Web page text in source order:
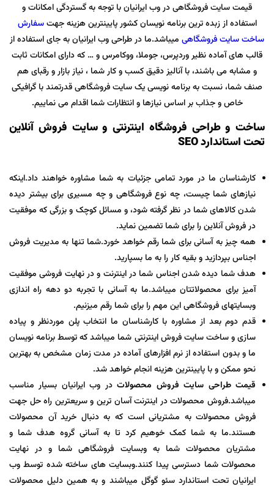
قیمت سایت فروشگاهی در وب ایرانیان با توجه به گستردگی امکانات و
استفاده از زبده ترین برنامه نویسان کشور پایینترین هزینه جهتسفارش
ساخت سایت فروشگاهی میباشد.ما در طراحی وب ایرانیان به جای استفاده از
قالب های آماده نظیر وردپرس، جوملا، ووکامرس و … که دارای امکانات ثابت
و مشابه می باشند، با آنالیز دقیق کسب و کار شما ، نیاز بازار و رقبای هم
صنف شما، نسبت به برنامه نویسی یک سایت فروشگاهی قدرتمند با گرافیکی
خاص و جذاب بر اساس نیازها و انتظارات شما اقدام می نماییم.
ساخت و طراحی فروشگاه اینترنتی و سایت فروش آنلاین
تحت استاندارد SEO
کارشناسان ما در مورد تمامی جزئیات به شما مشاوره خواهند داد.اینکه
نیازهای شما چیست، چه نوع فروشگاهی و چه مسیری برای بیشتر دیده
شدن کالاهای شما در نظر گرفته شود، و مسائل کوچک و بزرگی که موفقیت
در فروش آنلاین را برای شما تضمین نماید.
همه چیز به آسانی برای شما رقم خواهد خورد.شما تنها به مدیریت فروش
اجناس بپردازید و بقیه کار را به ما بسپارید.
هدف شما دیده شدن اجناس شما در اینترنت و در نهایت فروشی موفقیت
آمیز برای محصولاتتان میباشد.ما به آسانی با تجربه دو دهه راه اندازی
وبسایتهای فروشگاهی این مهم را برای شما رقم میزنیم.
قدم دوم بعد از مشاوره با کارشناسان ما انتخاب پلن موردنظر و پیاده
سازی و ساخت سایت فروش اینترنتی شما میباشد که توسط برنامه نویسان
ما و بدون استفاده از نرم افزارهای آماده در مدت زمان مشخص به بهترین
نحو ممکن و با پایینترین هزینه انجام خواهد شد.
قیمت طراحی سایت فروش محصولاتدر وب ایرانیان بسیار مناسب
میباشد.فروش محصولات در اینترنت آسان ترین و سریعترین راه حل جهت
فروش محصولات به مشتریانی است که به دنبال خرید آن محصولات
هستند.ما به شما کمک خوهیم کرد تا به آسانی گروه هدف شما و
مشتریان محصولات شما به وبسایت فروشگاهی شما و در نهایت
محصولات شما دسترسی پیدا کنند.وبسایت های ساخته شده توسط وب
ایرانیان تحت استاندارد سئو گوگل میباشند و به همین دلیل محصولات